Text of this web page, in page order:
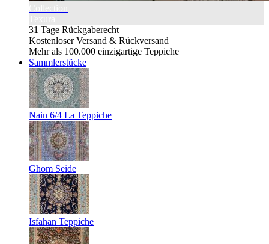
31 Tage Rückgaberecht
Kostenloser Versand & Rückversand
Mehr als 100.000 einzigartige Teppiche
Sammlerstücke
Nain 6/4 La Teppiche
Ghom Seide
Isfahan Teppiche